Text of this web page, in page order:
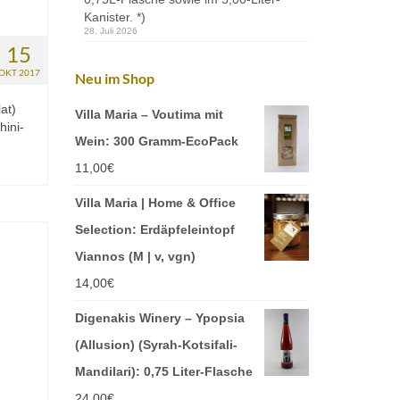
15
2017
Kanister. *)
28. Juli 2026
Neu im Shop
Villa Maria – Voutima mit
Wein: 300 Gramm-EcoPack
11,00€
Villa Maria | Home & Office
Selection: Erdäpfeleintopf
Viannos (M | v, vgn)
14,00€
Digenakis Winery – Ypopsia
(Allusion) (Syrah-Kotsifali-
Mandilari): 0,75 Liter-Flasche